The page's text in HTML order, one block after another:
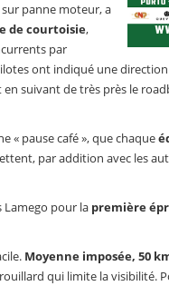
sur panne moteur, a
de courtoisie,
par
ont indiqué une
suivant de très près le
« pause café », que chaque
par addition avec les
Lamego pour la première
Moyenne imposée, 50
qui limite la visibilité.